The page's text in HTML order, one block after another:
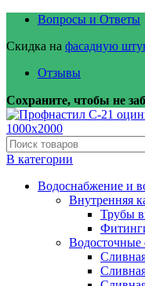
Вопросы и Ответы
Скидка на фасадную
Отзывы
Сохраните, чтобы не
В категории
Водоснабжение и
Внутренняя
Трубы
Водосточные